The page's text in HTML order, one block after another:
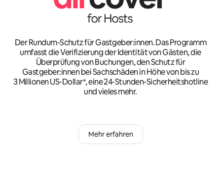
Der Rundum-Schutz für Gastgeber:innen. Das Programm
umfasst die Verifizierung der Identität von Gästen, die
Überprüfung von Buchungen, den Schutz für
Gastgeber:innen bei Sachschäden in Höhe von bis zu
3 Millionen US-Dollar*, eine 24-Stunden-Sicherheitshotline
und vieles mehr.
Mehr erfahren